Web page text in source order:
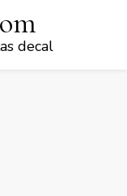
decal